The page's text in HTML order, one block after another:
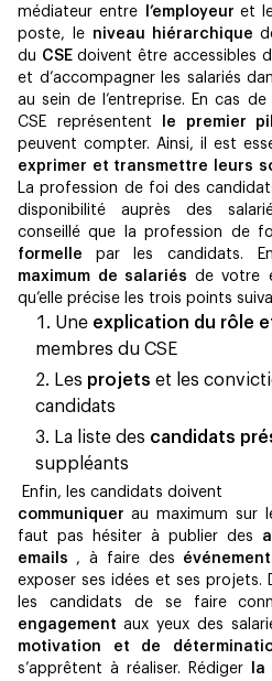
médiateur entre
l’employeur et
poste, le niveau hiérarchique
du CSE doivent être accessibles
et d’accompagner les salariés
au sein de l’entreprise. En cas
CSE représentent
le premier
peuvent compter. Ainsi, il est
exprimer et transmettre leurs
La profession de foi des
disponibilité auprès des
conseillé que la profession de
formelle par les candidats.
maximum de salariés de votre
qu’elle précise les trois points
Une explication du rôle
membres du CSE
Les projets et les
candidats
La liste des candidats
suppléants
‍ Enfin, les candidats doivent
communiquer au maximum sur
faut pas hésiter à publier des
emails , à faire des
exposer ses idées et ses projets.
les candidats de se faire
engagement aux yeux des
motivation et de
s’apprêtent à réaliser. Rédiger